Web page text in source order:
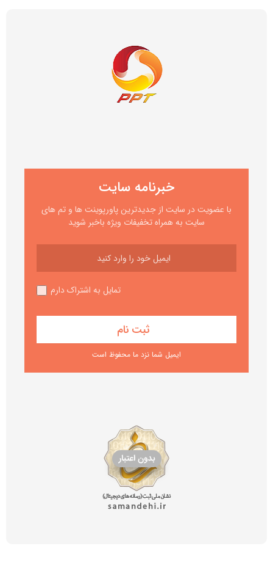
خبرنامه سایت
با عضویت در سایت از جدیدترین پاورپوینت ها و تم های
سایت به همراه تخفیفات ویژه باخبر شوید
تمایل به اشتراک دارم
ایمیل شما نزد ما محفوظ است